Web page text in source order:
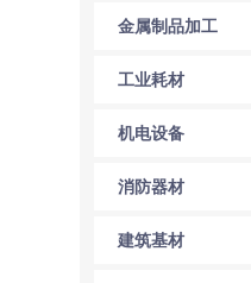
金属制品加工
工业耗材
机电设备
消防器材
建筑基材